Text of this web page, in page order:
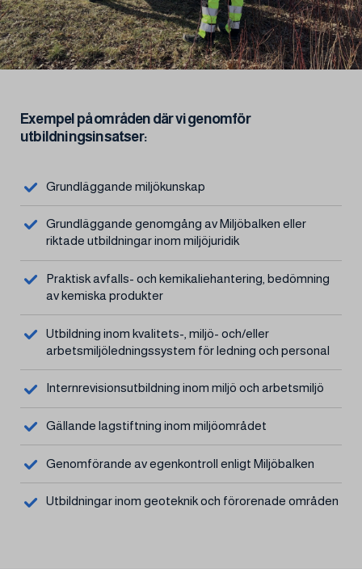
Exempel på områden där vi genomför
utbildningsinsatser:
Grundläggande miljökunskap
Grundläggande genomgång av Miljöbalken eller
riktade utbildningar inom miljöjuridik
Praktisk avfalls- och kemikaliehantering, bedömning
av kemiska produkter
Utbildning inom kvalitets-, miljö- och/eller
arbetsmiljöledningssystem för ledning och personal
Internrevisionsutbildning inom miljö och arbetsmiljö
Gällande lagstiftning inom miljöområdet
Genomförande av egenkontroll enligt Miljöbalken
Utbildningar inom geoteknik och förorenade områden